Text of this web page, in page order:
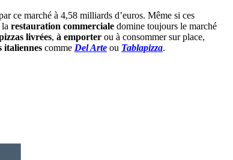
ce marché à 4,58 milliards d’euros. Même si ces
restauration commerciale domine toujours le marché
livrées, à emporter ou à consommer sur place,
italiennes comme Del Arte ou Tablapizza.